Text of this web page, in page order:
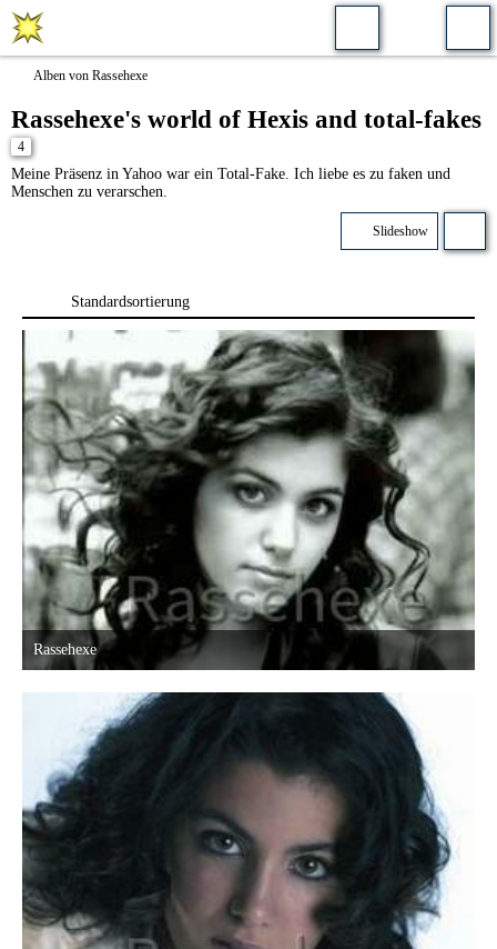
Alben von Rassehexe
Rassehexe's world of Hexis and total-fakes
4
Meine Präsenz in Yahoo war ein Total-Fake. Ich liebe es zu faken und
Menschen zu verarschen.
Slideshow
Standardsortierung
Rassehexe
17. Oktober 2015 um 16:03